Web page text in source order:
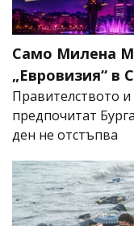
Само Милена
„Евровизия“ в
Правителството
предпочитат
ден не отстъпва